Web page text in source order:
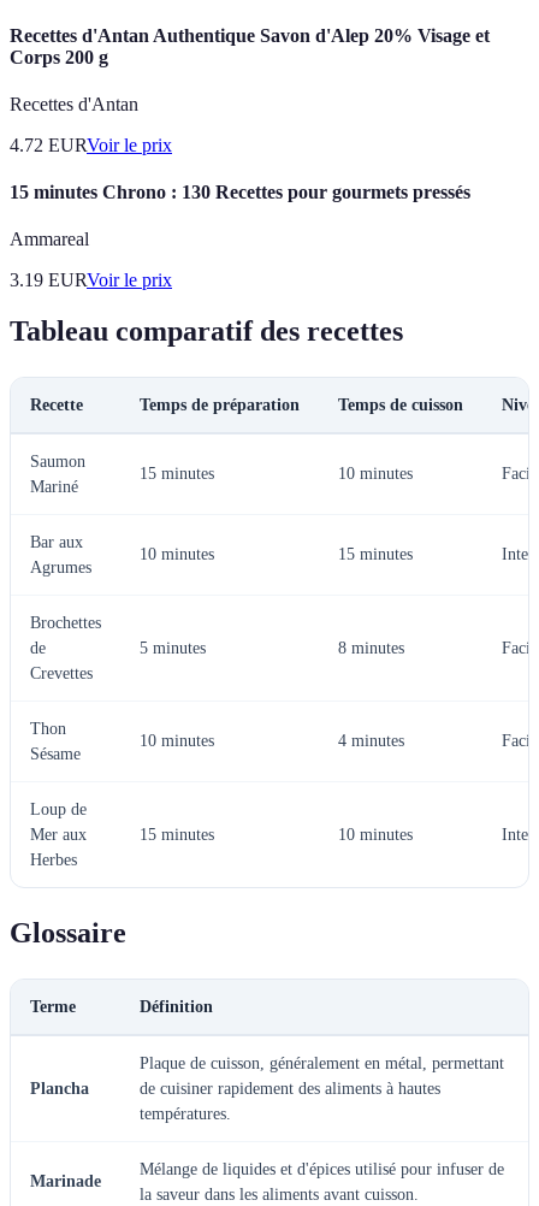
Recettes d'Antan Authentique Savon d'Alep 20% Visage et
Corps 200 g
Recettes d'Antan
4.72 EURVoir le prix
15 minutes Chrono : 130 Recettes pour gourmets pressés
Ammareal
3.19 EURVoir le prix
Tableau comparatif des recettes
Recette Temps de préparation Temps de cuisson
Saumon
Mariné
15 minutes 10 minutes
Bar aux
Agrumes
10 minutes 15 minutes
Brochettes
de
Crevettes
5 minutes 8 minutes
Thon
Sésame
10 minutes 4 minutes
Loup de
Mer aux
Herbes
15 minutes 10 minutes
Glossaire
Terme Définition
Plancha
Plaque de cuisson, généralement en métal, permettant
de cuisiner rapidement des aliments à hautes
températures.
Marinade
Mélange de liquides et d'épices utilisé pour infuser de
la saveur dans les aliments avant cuisson.